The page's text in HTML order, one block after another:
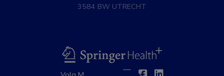
3584 BW UTRECHT
BSL